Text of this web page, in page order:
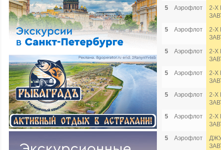
5
Аэрофлот
2-Х
5
Аэрофлот
2-Х
5
Аэрофлот
2-Х
5
Аэрофлот
2-Х
5
Аэрофлот
2-Х
5
Аэрофлот
2-Х
5
Аэрофлот